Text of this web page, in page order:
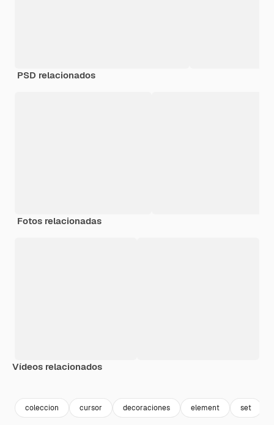
PSD relacionados
Fotos relacionadas
Vídeos relacionados
coleccion cursor decoraciones element set